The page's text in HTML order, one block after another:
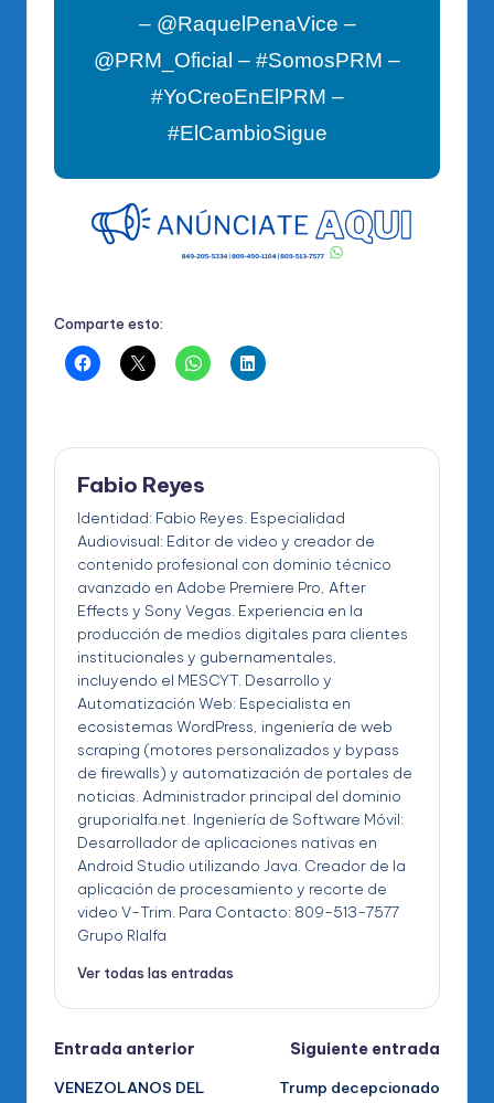
– @RaquelPenaVice –
@PRM_Oficial – #SomosPRM –
#YoCreoEnElPRM –
#ElCambioSigue
Comparte esto:
Fabio Reyes
Identidad: Fabio Reyes. Especialidad
Audiovisual: Editor de video y creador de
contenido profesional con dominio técnico
avanzado en Adobe Premiere Pro, After
Effects y Sony Vegas. Experiencia en la
producción de medios digitales para clientes
institucionales y gubernamentales,
incluyendo el MESCYT. Desarrollo y
Automatización Web: Especialista en
ecosistemas WordPress, ingeniería de web
scraping (motores personalizados y bypass
de firewalls) y automatización de portales de
noticias. Administrador principal del dominio
gruporialfa.net. Ingeniería de Software Móvil:
Desarrollador de aplicaciones nativas en
Android Studio utilizando Java. Creador de la
aplicación de procesamiento y recorte de
video V-Trim. Para Contacto: 809-513-7577
Grupo RIalfa
Ver todas las entradas
Navegación
Entrada anterior
VENEZOLANOS DEL
Siguiente entrada
Trump decepcionado